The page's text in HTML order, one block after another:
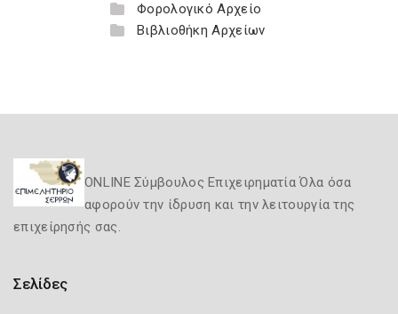
Φορολογικό Αρχείο
Βιβλιοθήκη Αρχείων
ONLINE Σύμβουλος Επιχειρηματία Όλα όσα
αφορούν την ίδρυση και την λειτουργία της
επιχείρησής σας.
Σελίδες